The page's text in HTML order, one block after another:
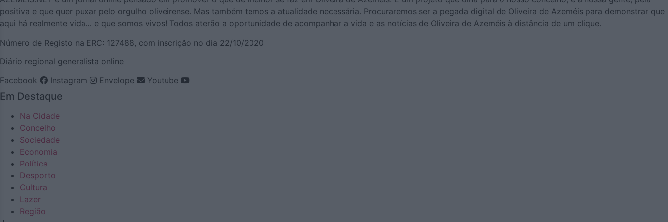
positiva e que quer puxar pelo orgulho oliveirense. Mas também temos a atualidade necessária. Procuraremos ser a pegada digital de Oliveira de Azeméis para demonstrar que
aqui há realmente vida… e que somos vivos! Todos aterão a oportunidade de acompanhar a vida e as notícias de Oliveira de Azeméis à distância de um clique.
Número de Registo na ERC: 127488, com inscrição no dia 22/10/2020
Diário regional generalista online
Facebook
Instagram Envelope Youtube
Em Destaque
Na Cidade
Concelho
Sociedade
Economia
Política
Desporto
Cultura
Lazer
Região